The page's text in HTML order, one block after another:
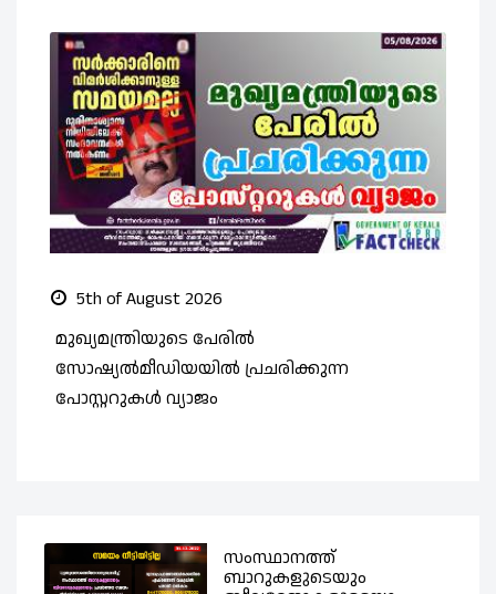
5th of August 2026
മുഖ്യമന്ത്രിയുടെ പേരിൽ
സോഷ്യൽമീഡിയയിൽ പ്രചരിക്കുന്ന
പോസ്റ്ററുകൾ വ്യാജം
സംസ്ഥാനത്ത്
ബാറുകളുടെയും